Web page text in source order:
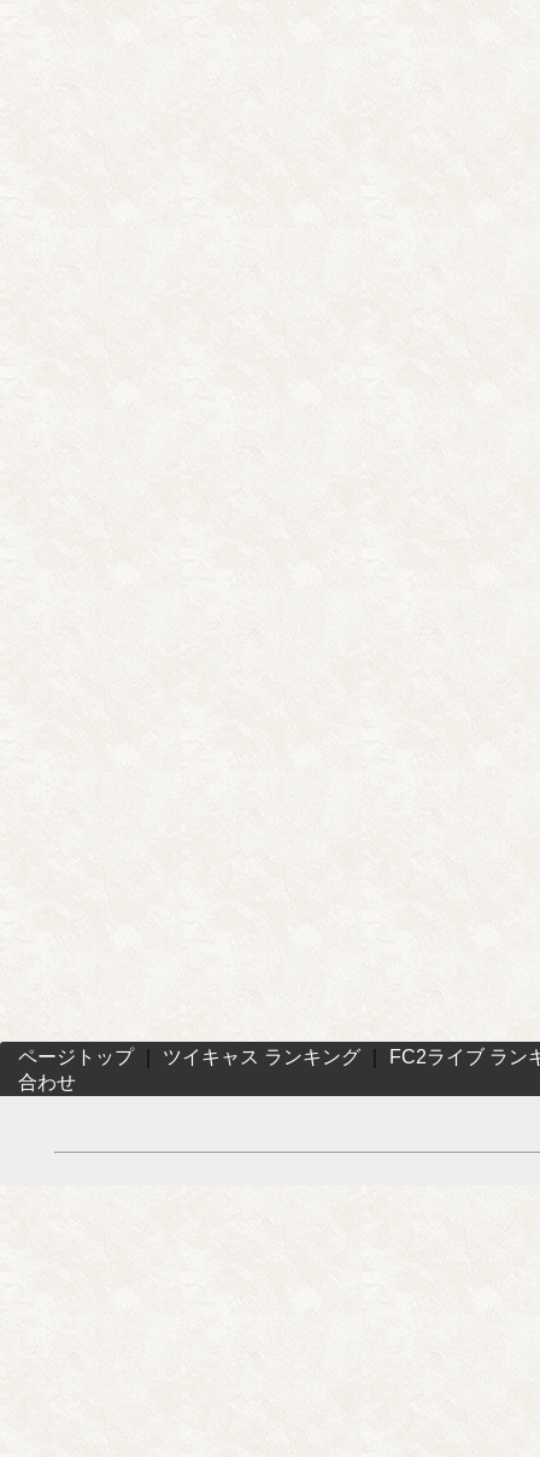
ページトップ｜ ツイキャス ランキング
FC2ライブ ラン
合わせ